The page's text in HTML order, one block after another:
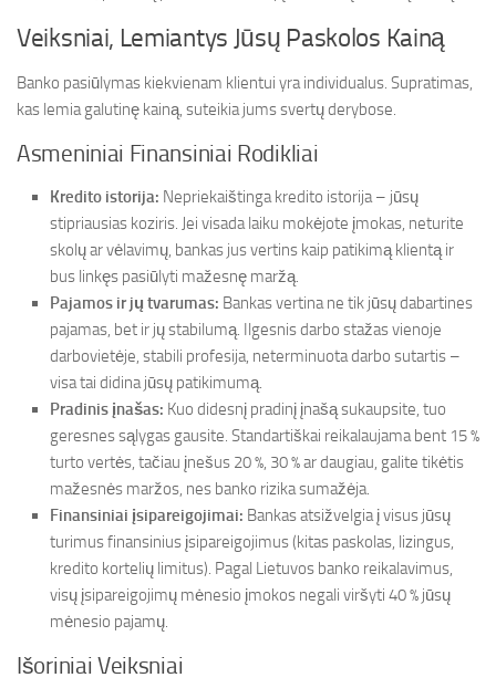
Veiksniai, Lemiantys Jūsų Paskolos Kainą
Banko pasiūlymas kiekvienam klientui yra individualus. Supratimas,
kas lemia galutinę kainą, suteikia jums svertų derybose.
Asmeniniai Finansiniai Rodikliai
Kredito istorija: Nepriekaištinga kredito istorija – jūsų
stipriausias koziris. Jei visada laiku mokėjote įmokas, neturite
skolų ar vėlavimų, bankas jus vertins kaip patikimą klientą ir
bus linkęs pasiūlyti mažesnę maržą.
Pajamos ir jų tvarumas: Bankas vertina ne tik jūsų dabartines
pajamas, bet ir jų stabilumą. Ilgesnis darbo stažas vienoje
darbovietėje, stabili profesija, neterminuota darbo sutartis –
visa tai didina jūsų patikimumą.
Pradinis įnašas: Kuo didesnį pradinį įnašą sukaupsite, tuo
geresnes sąlygas gausite. Standartiškai reikalaujama bent 15 %
turto vertės, tačiau įnešus 20 %, 30 % ar daugiau, galite tikėtis
mažesnės maržos, nes banko rizika sumažėja.
Finansiniai įsipareigojimai: Bankas atsižvelgia į visus jūsų
turimus finansinius įsipareigojimus (kitas paskolas, lizingus,
kredito kortelių limitus). Pagal Lietuvos banko reikalavimus,
visų įsipareigojimų mėnesio įmokos negali viršyti 40 % jūsų
mėnesio pajamų.
Išoriniai Veiksniai